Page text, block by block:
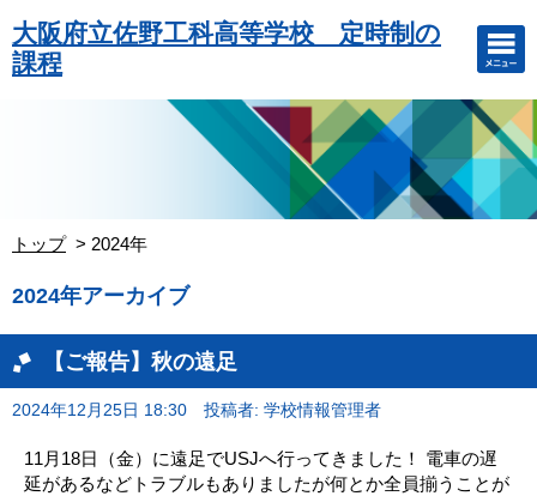
大阪府立佐野工科高等学校 定時制の
課程
トップ 2024年
2024年アーカイブ
【ご報告】秋の遠足
2024年12月25日 18:30 投稿者: 学校情報管理者
11月18日（金）に遠足でUSJへ行ってきました！ 電車の遅
延があるなどトラブルもありましたが何とか全員揃うことが